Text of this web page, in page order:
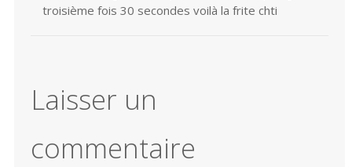
troisième fois 30 secondes voilà la frite chti
Laisser un
commentaire